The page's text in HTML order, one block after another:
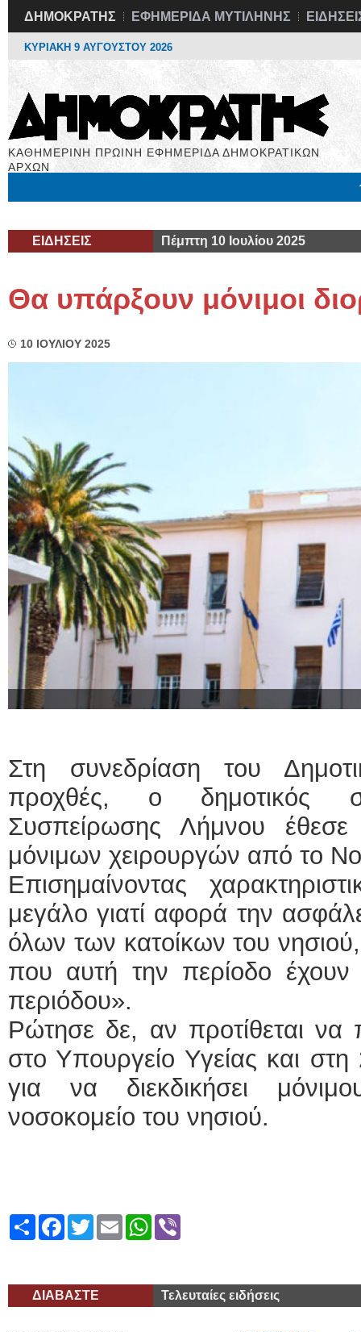
ΔΗΜΟΚΡΑΤΗΣ ΕΦΗΜΕΡΙΔΑ ΜΥΤΙΛΗΝΗΣ
ΚΥΡΙΑΚΗ 9 ΑΥΓΟΥΣΤΟΥ 2026
ΚΑΘΗΜΕΡΙΝΗ ΠΡΩΙΝΗ ΕΦΗΜΕΡΙΔΑ ΔΗΜΟΚΡΑΤΙΚΩΝ
ΑΡΧΩΝ
ΕΙΔΗΣΕΙΣ Πέμπτη 10 Ιουλίου 2025
Θα υπάρξουν μόνιμοι
10 ΙΟΥΛΙΟΥ 2025
Στη συνεδρίαση του
προχθές, ο δημοτικός
Συσπείρωσης Λήμνου
μόνιμων χειρουργών από το
Επισημαίνοντας
μεγάλο γιατί αφορά την
όλων των κατοίκων του
που αυτή την περίοδο έχουν
περιόδου».
Ρώτησε δε, αν προτίθεται να
στο Υπουργείο Υγείας και στη
για να διεκδικήσει
νοσοκομείο του νησιού.
ShareFacebook
TwitterEmailWhatsApp
ΔΙΑΒΑΣΤΕ Τελευταίες ειδήσεις